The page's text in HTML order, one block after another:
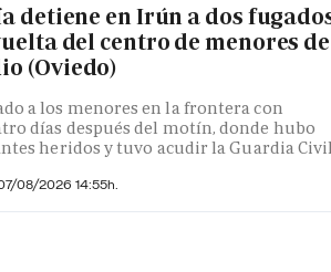
detiene en Irún a dos
del centro de menores de
(Oviedo)
a los menores en la frontera con
días después del motín, donde hubo
heridos y tuvo acudir la Guardia
08/2026 14:55h.